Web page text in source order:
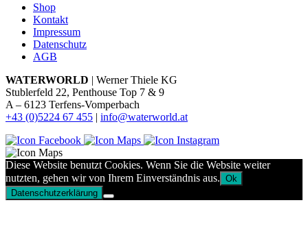
Shop
Kontakt
Impressum
Datenschutz
AGB
WATERWORLD | Werner Thiele KG
Stublerfeld 22, Penthouse Top 7 & 9
A – 6123 Terfens-Vomperbach
+43 (0)5224 67 455 | info@waterworld.at
Diese Website benutzt Cookies. Wenn Sie die Website weiter
nutzten, gehen wir von Ihrem Einverständnis aus. Ok
Datenschutzerklärung